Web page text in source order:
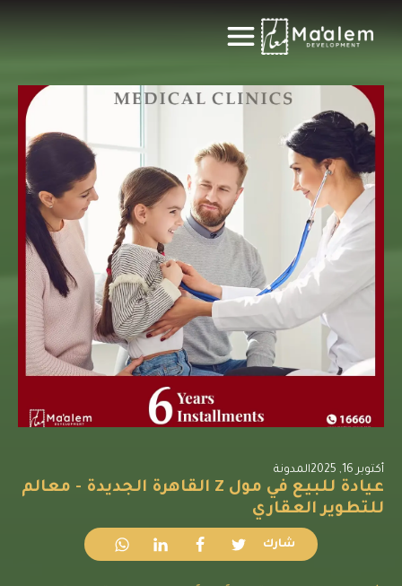
أكتوبر 16, 2025 المدونة
عيادة للبيع في مول Z القاهرة الجديدة - معالم
للتطوير العقاري
شارك